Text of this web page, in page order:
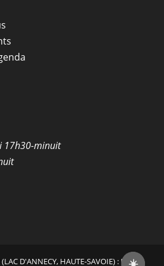
☀️
17h30-minuit
(LAC D'ANNECY, HAUTE-SAVOIE) : BAR